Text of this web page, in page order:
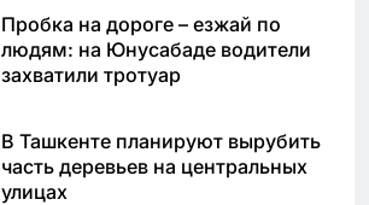
Пробка на дороге – езжай по
людям: на Юнусабаде водители
захватили тротуар
В Ташкенте планируют вырубить
часть деревьев на центральных
улицах